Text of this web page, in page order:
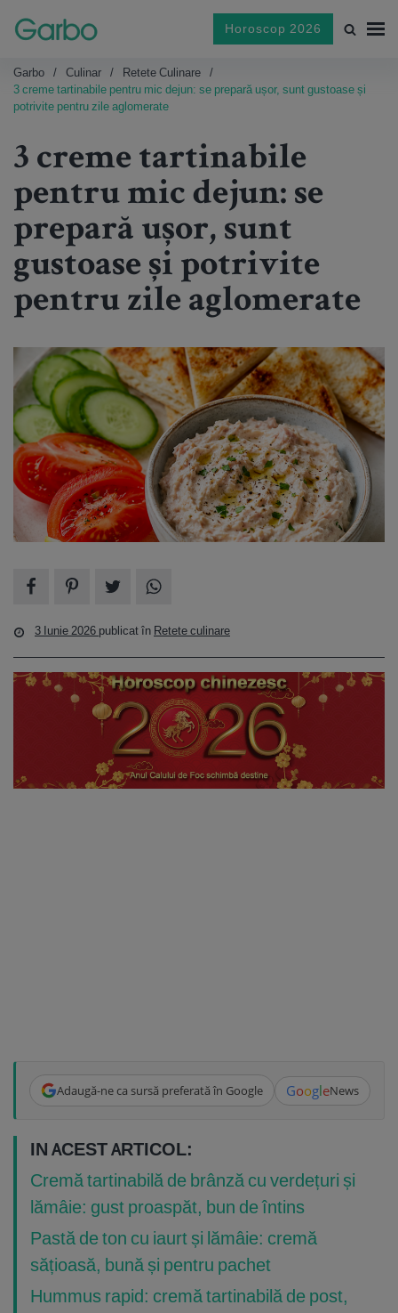
Horoscop 2026
Garbo Culinar
Retete Culinare
3 creme tartinabile pentru mic dejun: se prepară ușor, sunt gustoase și
potrivite pentru zile aglomerate
3 creme tartinabile
pentru mic dejun: se
prepară ușor, sunt
gustoase și potrivite
pentru zile aglomerate
3 Iunie 2026 publicat în Retete culinare
Adaugă-ne ca sursă preferată în Google GoogleNews
IN ACEST ARTICOL:
Cremă tartinabilă de brânză cu verdețuri și
lămâie: gust proaspăt, bun de întins
Pastă de ton cu iaurt și lămâie: cremă
sățioasă, bună și pentru pachet
Hummus rapid: cremă tartinabilă de post,